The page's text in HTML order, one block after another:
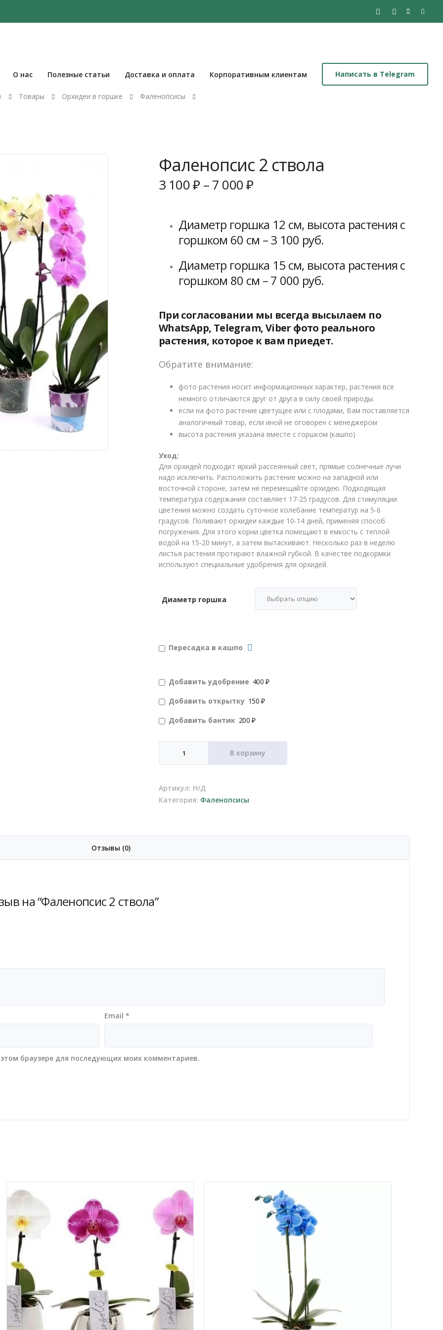
О нас Полезные статьи Доставка и оплата Корпоративным клиентам Написать в Telegram
Товары Орхидеи в горшке
Фаленопсисы
Фаленопсис 2 ствола
3 100₽ –7 000₽
Диаметр горшка 12 см, высота растения с
горшком 60 см – 3 100 руб.
Диаметр горшка 15 см, высота растения с
горшком 80 см – 7 000 руб.
При согласовании мы всегда высылаем по
WhatsApp, Telegram, Viber фото реального
растения, которое к вам приедет.
Обратите внимание:
фото растения носит информационных характер, растения все
немного отличаются друг от друга в силу своей природы.
если на фото растение цветущее или с плодами, Вам поставляется
аналогичный товар, если иной не оговорен с менеджером
высота растения указана вместе с горшком (кашпо)
Уход:
Для орхидей подходит яркий рассеянный свет, прямые солнечные лучи
надо исключить. Расположить растение можно на западной или
восточной стороне, затем не перемещайте орхидею. Подходящая
температура содержания составляет 17-25 градусов. Для стимуляции
цветения можно создать суточное колебание температур на 5-6
градусов. Поливают орхидеи каждые 10-14 дней, применяя способ
погружения. Для этого корни цветка помещают в емкость с теплой
водой на 15-20 минут, а затем вытаскивают. Несколько раз в неделю
листья растения протирают влажной губкой. В качестве подкормки
используют специальные удобрения для орхидей.
Диаметр горшка
Пересадка в кашпо
Добавить удобрение 400 ₽
Добавить открытку 150 ₽
Добавить бантик 200 ₽
товара
ствола
В корзину
Артикул: Н/Д
Категория: Фаленопсисы
Отзывы (0)
на “Фаленопсис 2 ствола”
Email*
браузере для последующих моих комментариев.